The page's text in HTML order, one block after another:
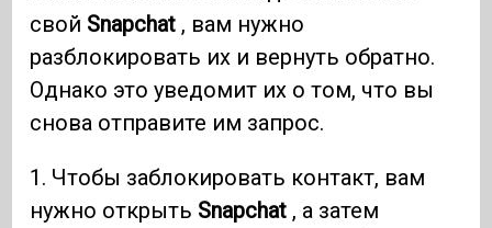
свой Snapchat , вам нужно
разблокировать их и вернуть обратно.
Однако это уведомит их о том, что вы
снова отправите им запрос.
1. Чтобы заблокировать контакт, вам
нужно открыть Snapchat , а затем